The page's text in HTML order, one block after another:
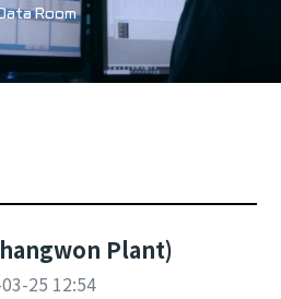
Room
Plant)
25 12:54